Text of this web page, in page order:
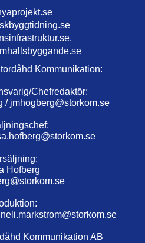
Kommunikation:
Chefredaktör:
/ jmhogberg@storkom.se
Hofberg
Kommunikation AB